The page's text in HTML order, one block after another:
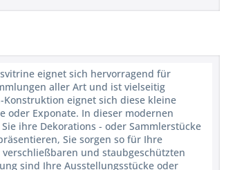
eignet sich hervorragend für
aller Art und ist vielseitig
eignet sich diese kleine
oder Exponate. In dieser modernen
ihre Dekorations - oder Sammlerstücke
Sie sorgen so für Ihre
und staubgeschützten
sind Ihre Ausstellungsstücke oder